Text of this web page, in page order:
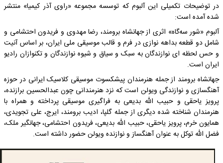
در توضیحات تکمیلی این آلبوم که توسسه مجموعه «راوی آذر کیمیا» منتشر
شده آمده است:
آلبوم «شور سه‌گاه» اثری از جهانشاه برومند، رضا مهدوی و فریدون احتشامی و
شامل دو قطعه بداهه نوازی در فرم و قالب موسیقی ملی ایران، بر اساس آنیت
و حس لحظه ای نوازندگان به سبک و سیاق و شیوه نوازندگان و تکنوازان رادیو
ایران است.
جهانشاه برومند از جمله هنرمندان پیشکسوت موسیقی کلاسیک ایرانی در حوزه
آهنگسازی و نوازندگی ویولن است که نزد هنرمندانی چون عبدالحسین برازنده،
پرویز یاحقی و حبیب الله بدیعی به فراگیری موسیقی پرداخته و همراه با
هنرمندان شناخته شده دیگری از جمله گلپا، ادیب برومند، ایرج، علی تجویدی،
همایون خرم، پرویز یاحقی، حبیب الله بدیعی، فریدون احتشامی، جهانگیر ملک،
فضل الله توکل به عنوان آهنگساز و نوازنده ویولن حضور داشته است.